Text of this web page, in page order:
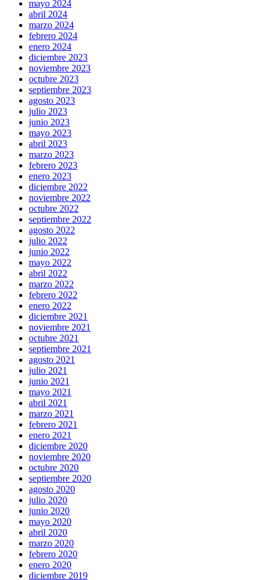
mayo 2024
abril 2024
marzo 2024
febrero 2024
enero 2024
diciembre 2023
noviembre 2023
octubre 2023
septiembre 2023
agosto 2023
julio 2023
junio 2023
mayo 2023
abril 2023
marzo 2023
febrero 2023
enero 2023
diciembre 2022
noviembre 2022
octubre 2022
septiembre 2022
agosto 2022
julio 2022
junio 2022
mayo 2022
abril 2022
marzo 2022
febrero 2022
enero 2022
diciembre 2021
noviembre 2021
octubre 2021
septiembre 2021
agosto 2021
julio 2021
junio 2021
mayo 2021
abril 2021
marzo 2021
febrero 2021
enero 2021
diciembre 2020
noviembre 2020
octubre 2020
septiembre 2020
agosto 2020
julio 2020
junio 2020
mayo 2020
abril 2020
marzo 2020
febrero 2020
enero 2020
diciembre 2019